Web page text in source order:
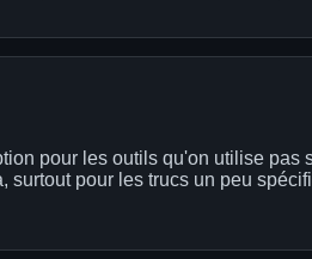
pour les outils qu'on utilise pas
surtout pour les trucs un peu